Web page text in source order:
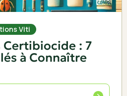
Viti
: 7
à Connaître